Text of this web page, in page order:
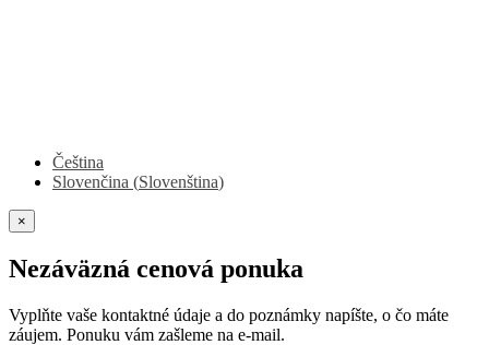
Čeština
Slovenčina (Slovenština)
×
Nezáväzná cenová ponuka
Vyplňte vaše kontaktné údaje a do poznámky napíšte, o čo máte
záujem. Ponuku vám zašleme na e-mail.